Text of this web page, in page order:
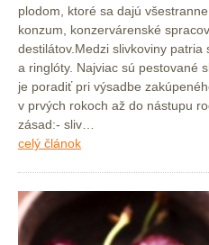
plodom, ktoré sa dajú
konzum, konzervárenské
destilátov.Medzi slivkoviny patria
a ringlóty. Najviac sú pestované
je poradiť pri výsadbe
v prvých rokoch až do nástupu
zásad:- sliv…
celý článok